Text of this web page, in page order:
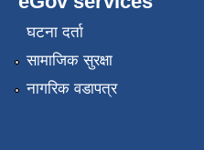
घटना दर्ता
सामाजिक सुरक्षा
नागरिक वडापत्र